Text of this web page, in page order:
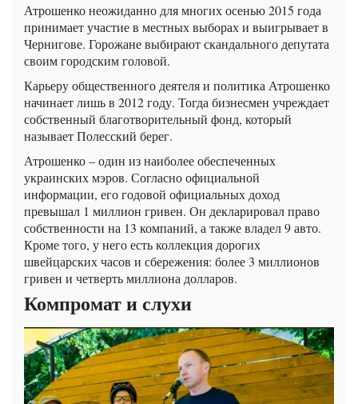
Атрошенко неожиданно для многих осенью 2015 года
принимает участие в местных выборах и выигрывает в
Чернигове. Горожане выбирают скандального депутата
своим городским головой.
Карьеру общественного деятеля и политика Атрошенко
начинает лишь в 2012 году. Тогда бизнесмен учреждает
собственный благотворительный фонд, который
называет Полесский берег.
Атрошенко – один из наиболее обеспеченных
украинских мэров. Согласно официальной
информации, его годовой официальных доход
превышал 1 миллион гривен. Он декларировал право
собственности на 13 компаний, а также владел 9 авто.
Кроме того, у него есть коллекция дорогих
швейцарских часов и сбережения: более 3 миллионов
гривен и четверть миллиона долларов.
Компромат и слухи